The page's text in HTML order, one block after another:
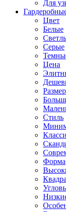
Для
Цвет
Белые
Серые
Цена
Стиль
Форма